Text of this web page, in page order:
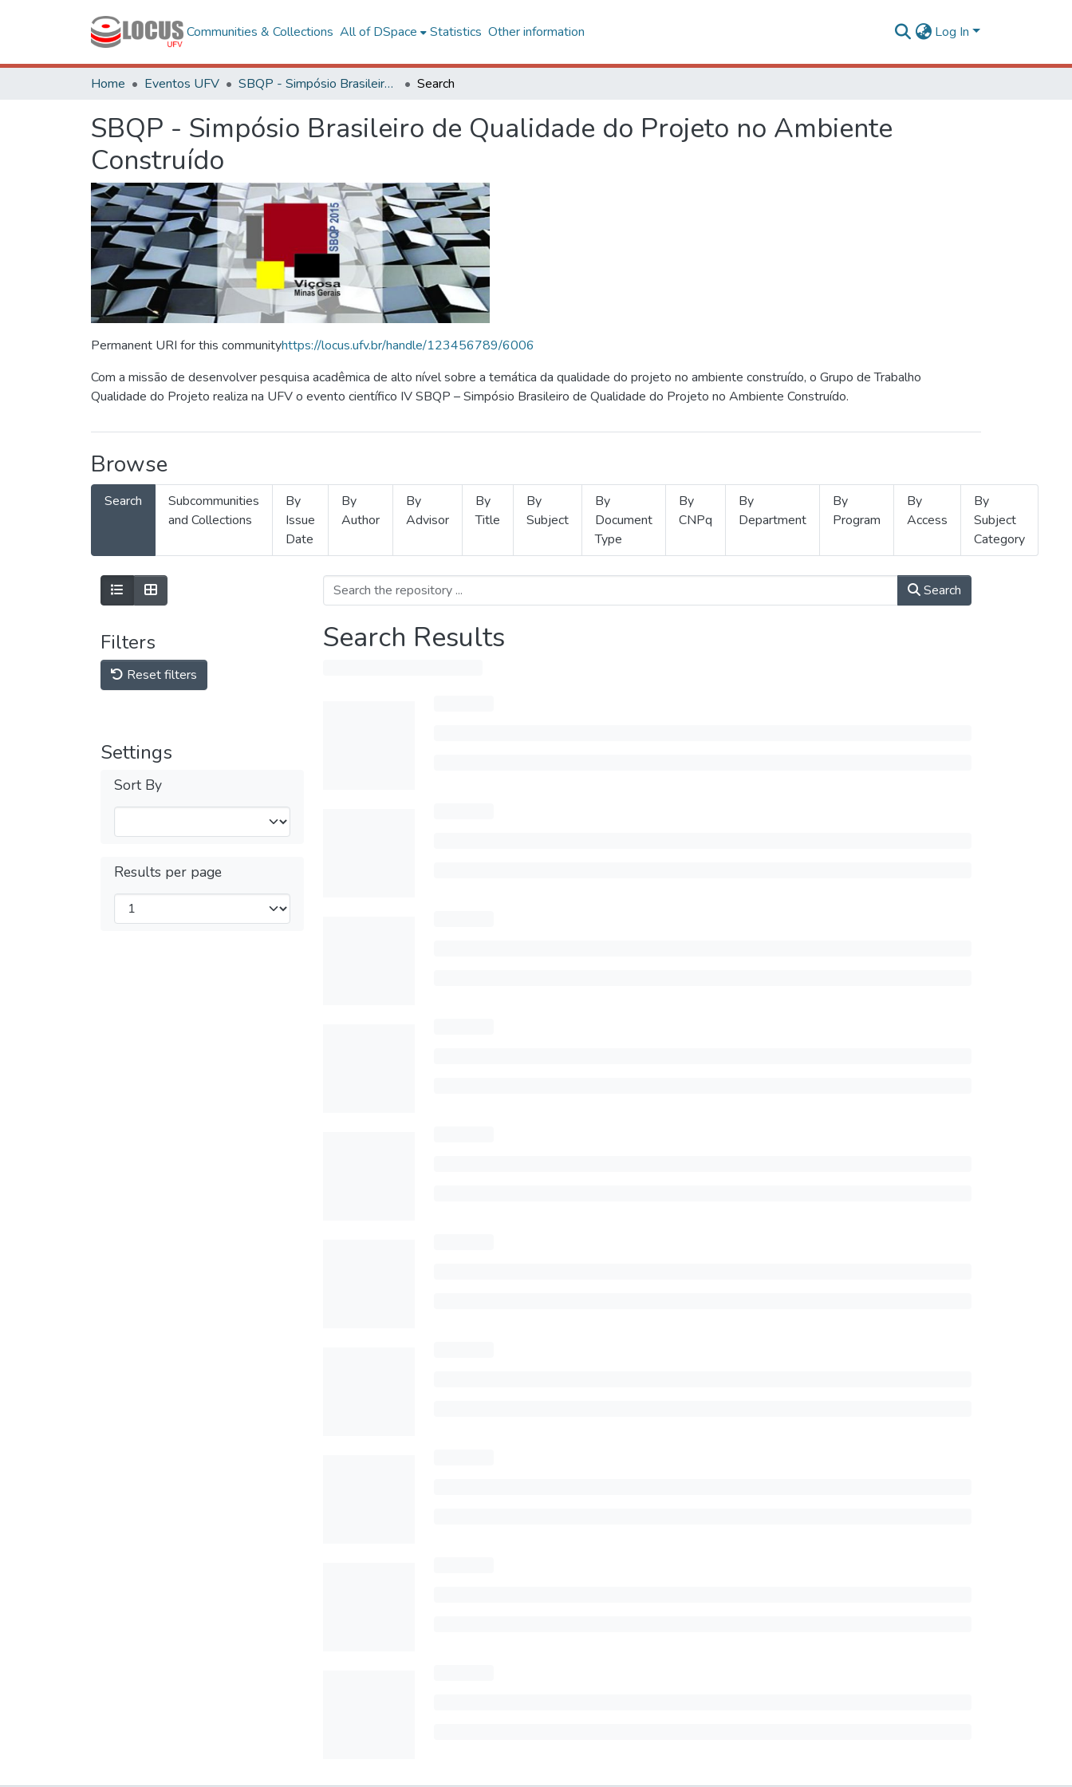
Communities & Collections All of DSpace Statistics Other information Log In
Home Eventos UFV SBQP - Simpósio Brasileiro de Qualidade do Projeto no Ambiente Construído Search
SBQP - Simpósio Brasileiro de Qualidade do Projeto no Ambiente
Construído
Permanent URI for this communityhttps://locus.ufv.br/handle/123456789/6006
Com a missão de desenvolver pesquisa acadêmica de alto nível sobre a temática da qualidade do projeto no ambiente construído, o Grupo de Trabalho
Qualidade do Projeto realiza na UFV o evento científico IV SBQP – Simpósio Brasileiro de Qualidade do Projeto no Ambiente Construído.
Browse
Search
Subcommunities
and Collections
By
Issue
Date
By
Author
By
Advisor
By
Title
By
Subject
By
Document
Type
By
CNPq
By
Department
By
Program
By
Access
By
Subject
Category
Filters
Reset filters
Settings
Sort By
Results per page
Search
Search Results